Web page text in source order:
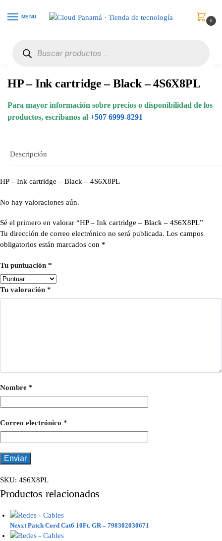
MENU
0
HP – Ink cartridge – Black – 4S6X8PL
Para mayor información sobre precios o disponibilidad de los
productos, escribanos al +507 6999-8291
Descripción
HP – Ink cartridge – Black – 4S6X8PL
No hay valoraciones aún.
Sé el primero en valorar “HP – Ink cartridge – Black – 4S6X8PL”
Tu dirección de correo electrónico no será publicada. Los campos
obligatorios están marcados con *
Tu puntuación *
Tu valoración *
Nombre *
Correo electrónico *
SKU: 4S6X8PL
Productos relacionados
Nexxt Patch Cord Cat6 10Ft. GR – 798302030671